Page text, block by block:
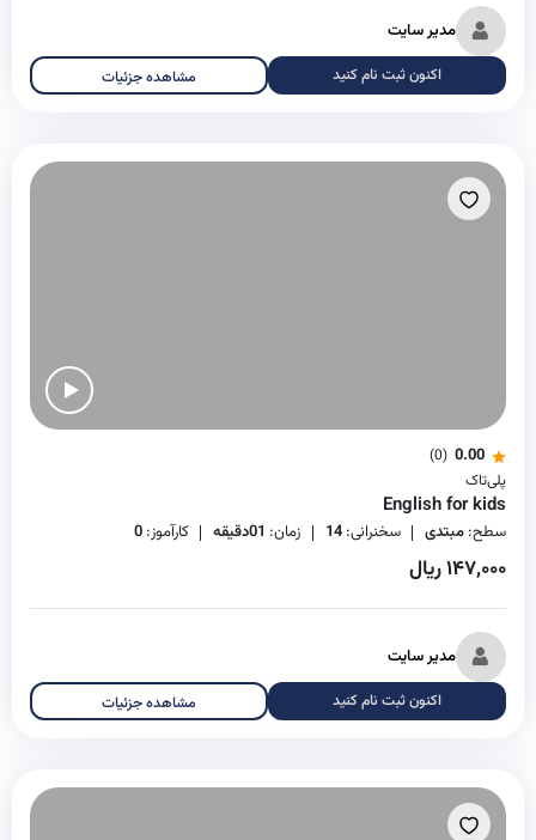
مدیر سایت
اکنون ثبت نام کنید
مشاهده جزئیات
0.00
(0)
پلی‌تاک
English for kids
سطح: مبتدی سخنرانی:14 زمان: 01دقیقه کارآموز:0
۱۴۷,۰۰۰ ریال
مدیر سایت
اکنون ثبت نام کنید
مشاهده جزئیات